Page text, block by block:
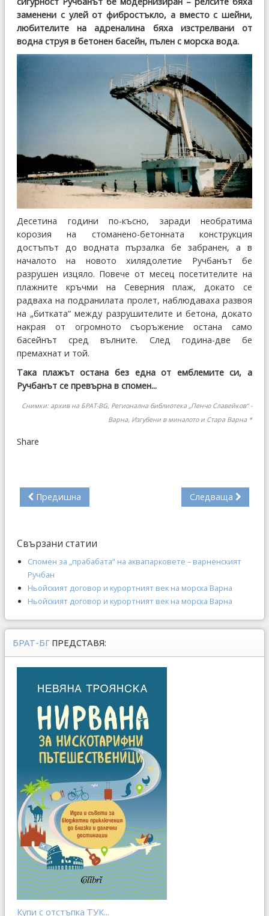
заменени с улей от фибростъкло, а вместо с шейни,
любителите на адреналина бяха изстрелвани от
водна струя в бетонен басейн, пълен с морска вода.
Десетина години по-късно, заради необратима
корозия на стоманено-бетонната конструкция
достъпът до водната пързалка бе забранен, а в
началото на новото хилядолетие Ручбанът бе
разрушен изцяло. Повече от месец посетителите на
плажните кръчми на Северния плаж, докато се
радваха на подранилата пролет, наблюдаваха развоя
на „битката“ между разрушителите и бетона, докато
накрая от огромното съоръжение остана само
басейнът сред вълните. След година-две бе
премахнат и той.
Така плажът остана без една от емблемите си, а
Ручбанът се превърна в спомен...
Снимки: архив на БРАТ-BG, Регионална библиотека „Пенчо Славейков“ -
Варна, Изгубени в миналотои Стара Варна *
Share
Предишна Следваща
Свързани статии
Спомен за „прабабата“ на аквапарковете – варненският
Ручбан
Ньойският договор и курортният век на морска Варна
Ньойският договор и курортният век на морска Варна
БРАТ-БГ ПРЕДСТАВЯ:
Купи с отстъпка ТУК...